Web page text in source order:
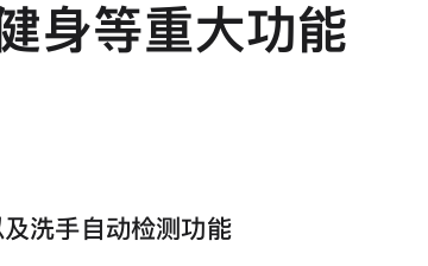
身等重大功能
及洗手自动检测功能